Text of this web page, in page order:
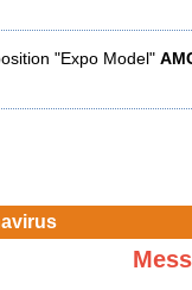
"Expo Model"